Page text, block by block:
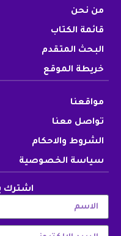
من نحن
قائمة الكتاب
البحث المتقدم
خريطة الموقع
مواقعنا
تواصل معنا
الشروط والاحكام
سياسة الخصوصية
اشترك